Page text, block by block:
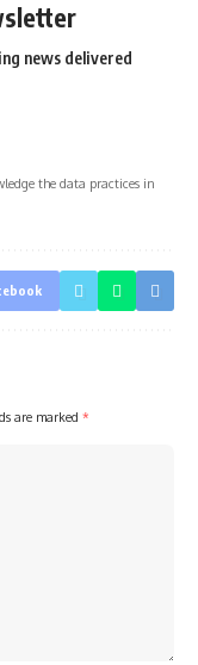
news delivered
the data practices in
are marked *